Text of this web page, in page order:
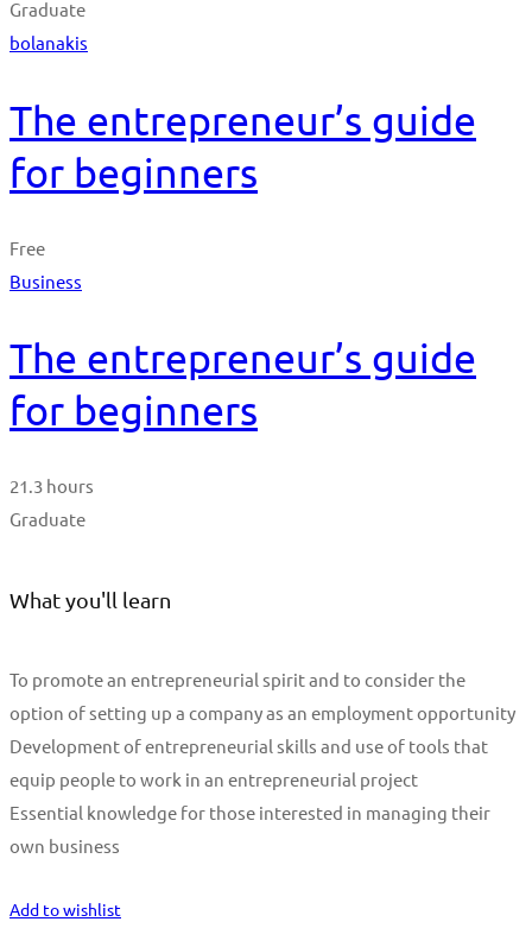
Graduate
bolanakis
The entrepreneur’s guide
for beginners
Free
Business
The entrepreneur’s guide
for beginners
21.3 hours
Graduate
What you'll learn
To promote an entrepreneurial spirit and to consider the
option of setting up a company as an employment opportunity
Development of entrepreneurial skills and use of tools that
equip people to work in an entrepreneurial project
Essential knowledge for those interested in managing their
own business
Add to wishlist